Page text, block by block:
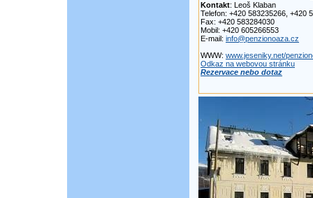
Kontakt: Leoš Klaban
Telefon: +420 583235266, +420
Fax: +420 583284030
Mobil: +420 605266553
E-mail: info@penzionoaza.cz
WWW: www.jeseniky.net/
Odkaz na webovou stránku
Rezervace nebo dotaz